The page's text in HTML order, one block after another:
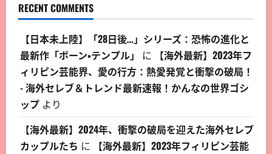
RECENT COMMENTS
【日本未上陸】「28日後…」シリーズ：恐怖の進化と
最新作「ボーン・テンプル」
に
【海外最新】2023年フ
ィリピン芸能界、愛の行方：熱愛発覚と衝撃の破局！
- 海外セレブ＆トレンド最新速報！かんなの世界ゴシ
ップ より
【海外最新】2024年、衝撃の破局を迎えた海外セレブ
カップルたち に
【海外最新】2023年フィリピン芸能